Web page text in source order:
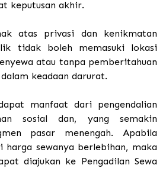
keputusan akhir.
atas privasi dan kenikmatan
tidak boleh memasuki lokasi
atau tanpa pemberitahuan
keadaan darurat.
manfaat dari pengendalian
sosial dan, yang semakin
pasar menengah. Apabila
harga sewanya berlebihan, maka
diajukan ke Pengadilan Sewa